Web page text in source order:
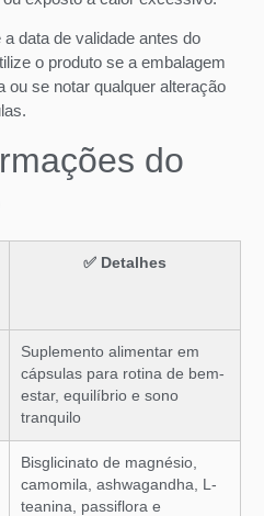
data de validade antes do
o produto se a embalagem
ou se notar qualquer alteração
do
✅ Detalhes
Suplemento alimentar em
cápsulas para rotina de bem-
estar, equilíbrio e sono
tranquilo
Bisglicinato de magnésio,
camomila, ashwagandha, L-
teanina, passiflora e